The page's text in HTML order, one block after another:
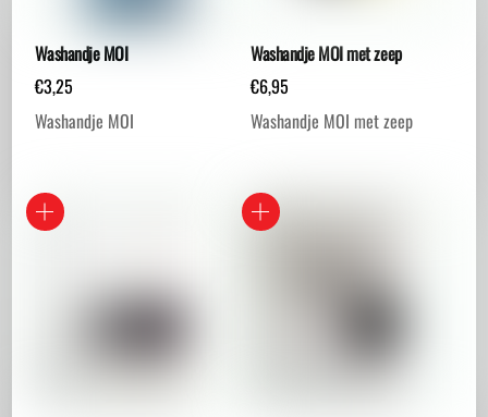
Washandje MOI
€3,25
Washandje MOI
Washandje MOI met zeep
€6,95
Washandje MOI met zeep